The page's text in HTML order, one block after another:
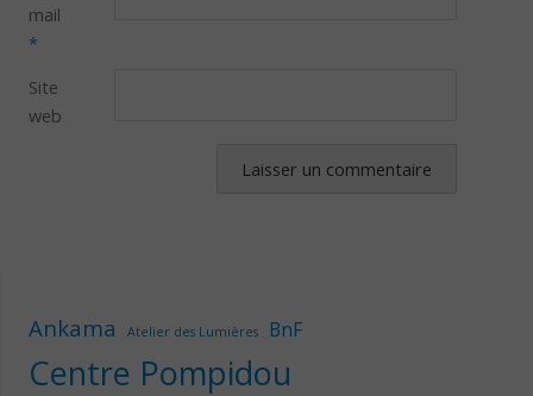
mail
*
Site
web
Ankama Atelier des Lumières BnF
Centre Pompidou